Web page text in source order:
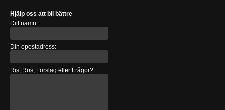
Hjälp oss att bli bättre
Ditt namn:
Din epostadress:
Ris, Ros, Förslag eller Frågor?